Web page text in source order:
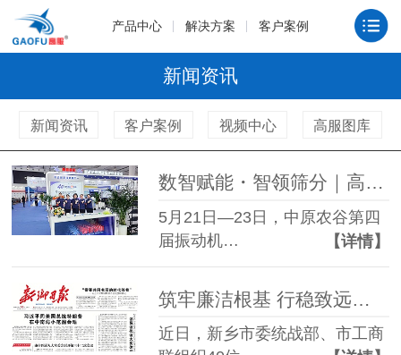
产品中心 解决方案 客户案例
新闻资讯
新闻资讯 客户案例 视频中心 高服图库
数智赋能・智领筛分｜高服机械亮相新乡振动博览会，两大智能新品闪耀全场
5月21日—23日，中原农谷第四
届振动机…
【详情】
近日，新乡市委统战部、市工商